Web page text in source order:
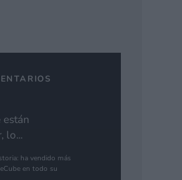
están
lo...
ha vendido más
en todo su